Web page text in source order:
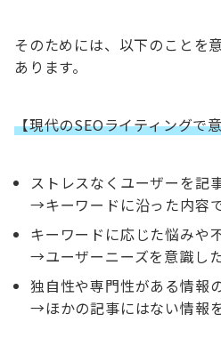
そのためには、以下のことを
あります。
【現代のSEOライティングで
ストレスなくユーザーを記
→キーワードに沿った内容
キーワードに応じた悩みや
→ユーザーニーズを意識し
独自性や専門性がある情報
→ほかの記事にはない情報